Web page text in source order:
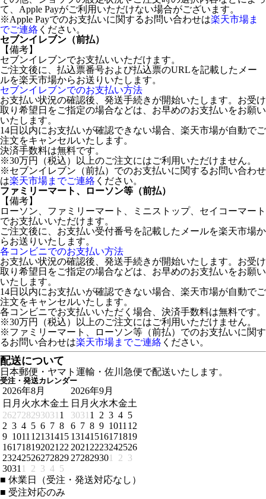
て、Apple Payがご利用いただけない場合がございます。
※Apple Payでのお支払いに関するお問い合わせは楽天市場ま
でご連絡 ください。
セブンイレブン（前払）
【備考】
セブンイレブンでお支払いいただけます。
ご注文後に、払込票番号および払込票のURLを記載したメー
ルを楽天市場からお送りいたします。
セブンイレブンでのお支払い方法
お支払い状況の確認後、発送手続きが開始いたします。お受け
取り希望日をご指定の場合などは、お早めのお支払いをお願い
いたします。
14日以内にお支払いが確認できない場合、楽天市場が自動でご
注文をキャンセルいたします。
決済手数料は無料です。
※30万円（税込）以上のご注文にはご利用いただけません。
※セブンイレブン（前払）でのお支払いに関するお問い合わせ
は楽天市場までご連絡 ください。
ファミリーマート、ローソン等（前払）
【備考】
ローソン、ファミリーマート、ミニストップ、セイコーマート
でお支払いいただけます。
ご注文後に、お支払い受付番号を記載したメールを楽天市場か
らお送りいたします。
各コンビニでのお支払い方法
お支払い状況の確認後、発送手続きが開始いたします。お受け
取り希望日をご指定の場合などは、お早めのお支払いをお願い
いたします。
14日以内にお支払いが確認できない場合、楽天市場が自動でご
注文をキャンセルいたします。
各コンビニでお支払いいただく場合、決済手数料は無料です。
※30万円（税込）以上のご注文にはご利用いただけません。
※ファミリーマート、ローソン等（前払）でのお支払いに関す
るお問い合わせは楽天市場までご連絡 ください。
配送について
日本郵便・ヤマト運輸・佐川急便で配送いたします。
受注・発送カレンダー
2026年8月
日 月 火水木金土
262728293031 1
2 3 4 5 6 7 8
9 1011 12131415
161718192021 22
23242526272829
3031 1 2 3 4 5
2026年9月
日 月 火水木金土
3031 1 2 3 4 5
6 7 8 9 1011 12
13141516171819
2021 2223242526
272829301 2 3
■ 休業日（受注・発送対応なし）
■ 受注対応のみ